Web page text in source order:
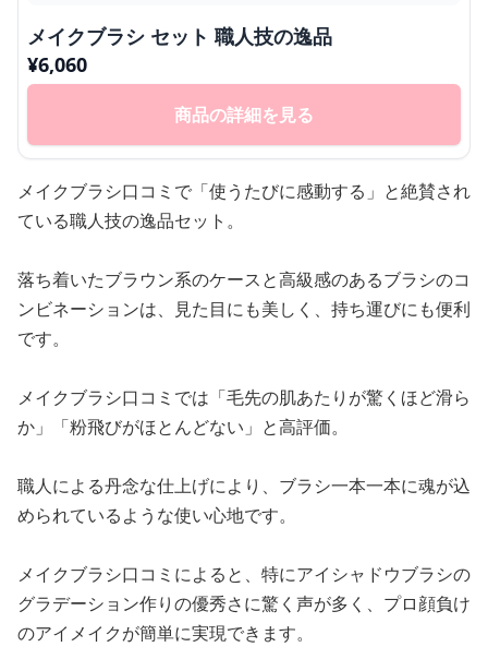
メイクブラシ セット 職人技の逸品
¥6,060
商品の詳細を見る
メイクブラシ口コミで「使うたびに感動する」と絶賛され
ている職人技の逸品セット。
落ち着いたブラウン系のケースと高級感のあるブラシのコ
ンビネーションは、見た目にも美しく、持ち運びにも便利
です。
メイクブラシ口コミでは「毛先の肌あたりが驚くほど滑ら
か」「粉飛びがほとんどない」と高評価。
職人による丹念な仕上げにより、ブラシ一本一本に魂が込
められているような使い心地です。
メイクブラシ口コミによると、特にアイシャドウブラシの
グラデーション作りの優秀さに驚く声が多く、プロ顔負け
のアイメイクが簡単に実現できます。